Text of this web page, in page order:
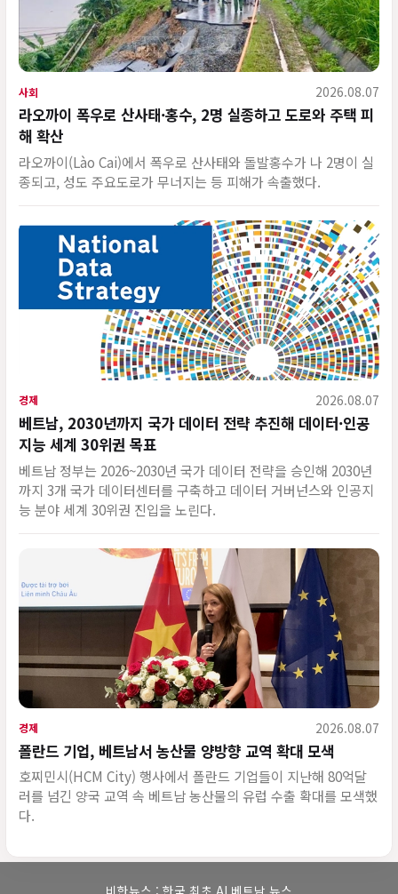
사회 2026.08.07
라오까이 폭우로 산사태·홍수, 2명 실종하고 도로와 주택 피
해 확산
라오까이(Lào Cai)에서 폭우로 산사태와 돌발홍수가 나 2명이 실
종되고, 성도 주요도로가 무너지는 등 피해가 속출했다.
경제 2026.08.07
베트남, 2030년까지 국가 데이터 전략 추진해 데이터·인공
지능 세계 30위권 목표
베트남 정부는 2026~2030년 국가 데이터 전략을 승인해 2030년
까지 3개 국가 데이터센터를 구축하고 데이터 거버넌스와 인공지
능 분야 세계 30위권 진입을 노린다.
경제 2026.08.07
폴란드 기업, 베트남서 농산물 양방향 교역 확대 모색
호찌민시(HCM City) 행사에서 폴란드 기업들이 지난해 80억달
러를 넘긴 양국 교역 속 베트남 농산물의 유럽 수출 확대를 모색했
다.